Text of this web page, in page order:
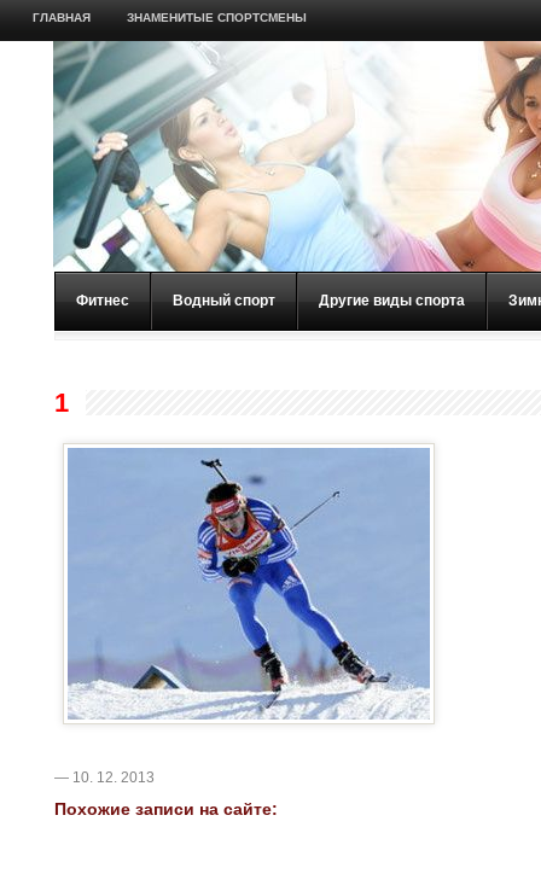
ГЛАВНАЯ ЗНАМЕНИТЫЕ СПОРТСМЕНЫ
Фитнес Водный спорт Другие виды спорта
1
— 10. 12. 2013
Похожие записи на сайте: